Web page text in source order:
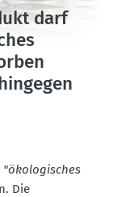
darf
"ökolo­gi­sches
Die